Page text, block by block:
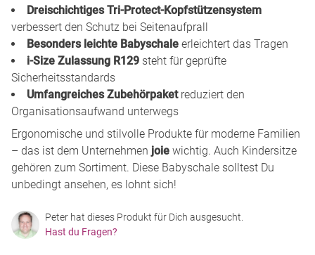
Dreischichtiges Tri-Protect-Kopfstützensystem
verbessert den Schutz bei Seitenaufprall
Besonders leichte Babyschale erleichtert das Tragen
i-Size Zulassung R129 steht für geprüfte
Sicherheitsstandards
Umfangreiches Zubehörpaketreduziert den
Organisationsaufwand unterwegs
Ergonomische und stilvolle Produkte für moderne Familien
– das ist dem Unternehmen joie wichtig. Auch Kindersitze
gehören zum Sortiment. Diese Babyschale solltest Du
unbedingt ansehen, es lohnt sich!
Peter hat dieses Produkt für Dich ausgesucht.
Hast du Fragen?